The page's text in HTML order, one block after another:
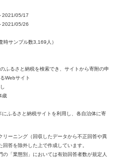
2021/05/17
2021/05/26
時サンプル数3,169人）
ふるさと納税を検索でき、サイトから寄附の申
Webサイト
歳
にふるさと納税サイトを利用し、各自治体に寄
ーニング（回収したデータから不正回答や異
答を除外した上で作成しています。
「業態別」においては有効回答者数が規定人